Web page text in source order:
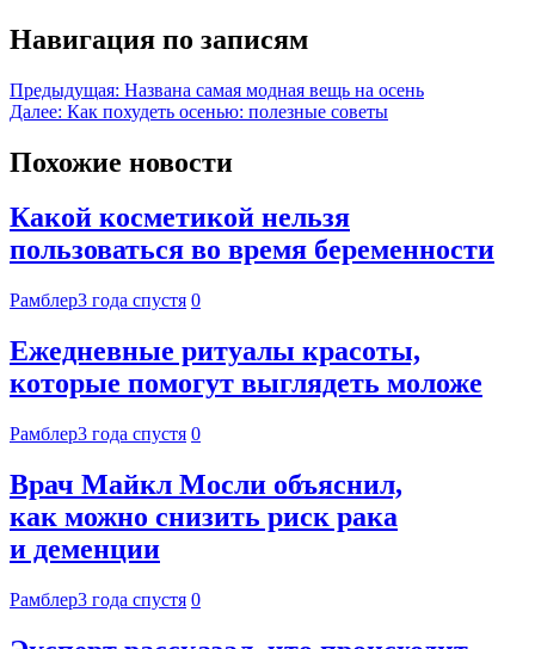
Навигация по записям
Предыдущая: Названа самая модная вещь на осень
Далее: Как похудеть осенью: полезные советы
Похожие новости
Какой косметикой нельзя
пользоваться во время беременности
Рамблер3 года спустя 0
Ежедневные ритуалы красоты,
которые помогут выглядеть моложе
Рамблер3 года спустя 0
Врач Майкл Мосли объяснил,
как можно снизить риск рака
и деменции
Рамблер3 года спустя 0